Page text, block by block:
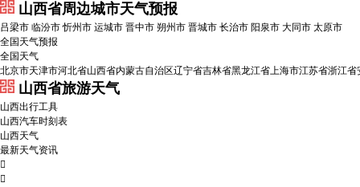
山西省周边城市天气预报
吕梁市 临汾市 忻州市 运城市 晋中市 朔州市 晋城市 长治市 阳泉市 大同市 太原市
全国天气预报
全国天气
北京市天津市河北省山西省内蒙古自治区辽宁省吉林省黑龙江省上海市江苏省浙江省
山西省旅游天气
山西出行工具
山西汽车时刻表
山西天气
最新天气资讯

